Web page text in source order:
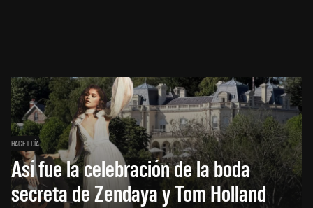
HACE 1 DÍA
Así fue la celebración de la boda
secreta de Zendaya y Tom Holland